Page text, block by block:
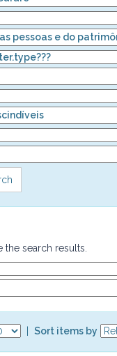
the search results.
Sort items by